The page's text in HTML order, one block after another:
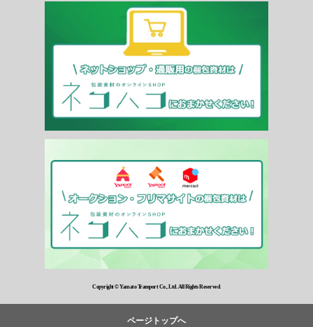
Copyright © Yamato Transport Co., Ltd. All Rights Reserved.
ページトップへ